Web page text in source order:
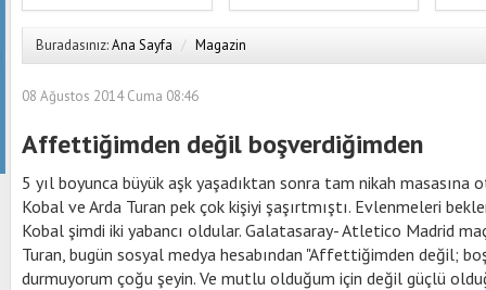
Buradasınız:Ana Sayfa / Magazin
08 Ağustos 2014 Cuma 08:46
Affettiğimden değil boşverdiğimden
5 yıl boyunca büyük aşk yaşadıktan sonra tam nikah masasına
Kobal ve Arda Turan pek çok kişiyi şaşırtmıştı. Evlenmeleri
Kobal şimdi iki yabancı oldular. Galatasaray- Atletico Madrid
Turan, bugün sosyal medya hesabından "Affettiğimden değil;
durmuyorum çoğu şeyin. Ve mutlu olduğum için değil güçlü